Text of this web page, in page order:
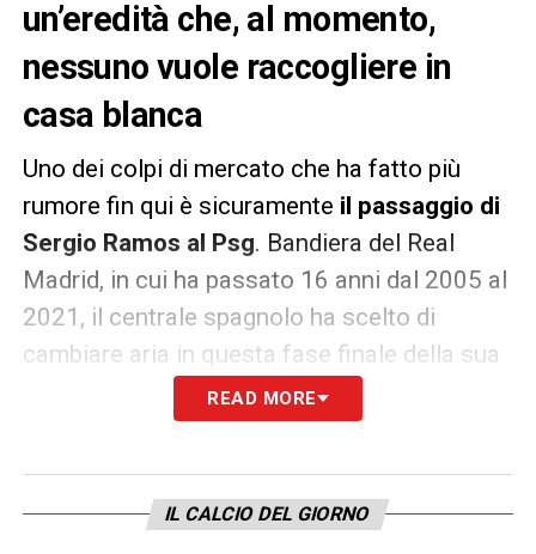
un’eredità che, al momento,
nessuno vuole raccogliere in
casa blanca
Uno dei colpi di mercato che ha fatto più
rumore fin qui è sicuramente il passaggio di
Sergio Ramos al Psg. Bandiera del Real
Madrid, in cui ha passato 16 anni dal 2005 al
2021, il centrale spagnolo ha scelto di
cambiare aria in questa fase finale della sua
carriera, lasciando in quel di Madrid
un’eredità pesantissima che al momento
Lo riferisce il quotidiano ibericoMarca
fa oggi il punto sulla situazione.
READ MORE
IL CALCIO DEL GIORNO